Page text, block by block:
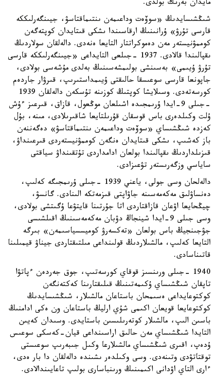
مايدان بەرىك بولدى.
شىڭشىسايدىڭ «سوۆەت وداعىمەن ىنتىماقتاسۋ، جيىنگەرلىككە
قارسى تۇرۋ» ۇرانىنىڭ ارقاسىندا ىشكى قىتايدان كوپتەگەن
كوممۋنيستەر مەن دەموكراتتار التايعا ەنەدى. دالەلقان سولاردىڭ
ىقپالىندا قالادى. 1937 -جىلعى التايداعى «جيىنگەرلىككە قارسى
تۇرۋ ۇيىمى» بەسىنشى بولىمشەسىنىڭ بەلدى مۇشەسى بولادى،
جاپونعا قارسى سوعىسقا حالىقتى ۇيىمداستىرىپ، قىرۋار جاردەم
كورسەتەدى. وسىلايشا كوپتىڭ كوزىنە تۇسكەن دالەلقان 1939
-جىلى 9-ايدا ۇرىمجىدە اشىلعان موڭعول، قازاق، قىرعىز ءۇش
ۇلت وكىلدەرى باس قوسقان قۇرىلتايعا شاقىرىلادى، مىنە، بۇل
كەزدە شىڭشىساي «سوۆەت وداعىمەن ىنتىماقتاسۋ» دەگەننەن
باز كەشىپ، ىشكى قىتايدان ەنگەن كوممۋنيستەردى قىرعىنداۋ،
قىزىلداردىڭ ىقپالىندا بولعان ادامداردى تۇتقىنداۋ سياقتى
ساياسي وزگەرىستەر تۋعىزادى.
دالەلحان وسى جولى، ياعني 1939 -جىلى ۇرىمجىگە كەلىپ،
دەنساۋلىق مەكەمەسىنە جاۋاپتى قىزمەتكە الىنادى. گانسۋ،
چيڭحايعا اۋعان قازاقتاردى اتا جۇرتىنا قايتۋعا ۇگىتشى بولادى،
وسى جىلى 9-ايدا شينجاڭ دۋبان مەكەمەسىنىڭ اقىلشىسى
جۋجىنجيڭ باس بولعان «تەكسەرۋ كوميسسياسىمەن» بىرگە
التايعا كەلىپ، مالشىلاردىڭ قولىنداعى مىلتىقتاردى جيناۋ قيمىلىنا
قاتىناسادى.
1940 -جىلى ورىنسىز قوقاي كورسەتىپ، جوق جەردەن ءپاتۋا
تاپقان شىڭشىساي ۇكىمەتىنىڭ قىلىقتارىنا كەكتەنگەن
كوكتوعايداعى ەسىمحان باستاعان مالشىلار، شىڭشىسايدىڭ
كوكتوعايعا قويعان اكىمى شۇي ارليڭ باستاعان ون ەكى ادامنىڭ
باسىن الىپ، مالشىلار كوتەرىلىسىن باستايدى. وسىدان كەيىن
التايدا شىڭشىساي مەن حالىق اراسىنداعى قيان-كەسكى سوعىس
ۇدەپ، اقىرى شىڭشىساي مالشىلارعا وكىل جىبەرىپ سوعىستى
توقتاتۋدى وتىنەدى. وسى وكىلدەر ىشىندە دالەلقان دا بار ەدى،
ءارى التاي اۋدانى اكىمىنىڭ ورىنباسارى بولىپ تاعايىندالادى.